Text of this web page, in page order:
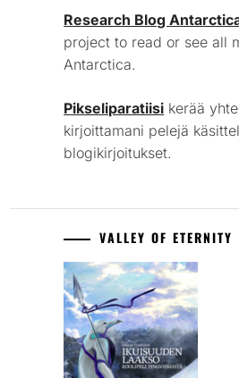
Research Blog
project to read or see all
Antarctica.
Pikseliparatiisi kerää
kirjoittamani pelejä
blogikirjoitukset.
VALLEY OF ETERNITY